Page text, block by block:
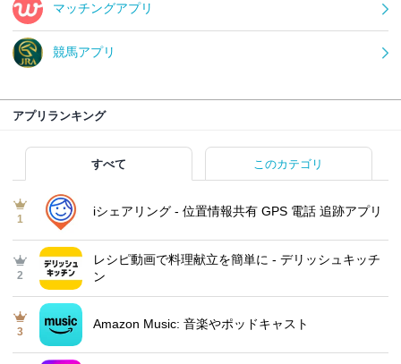
マッチングアプリ
競馬アプリ
アプリランキング
すべて このカテゴリ
1
iシェアリング - 位置情報共有 GPS 電話 追跡アプリ
2
レシピ動画で料理献立を簡単‪に - デリッシュキッチ
ン
3
Amazon Music: 音楽やポッドキャスト